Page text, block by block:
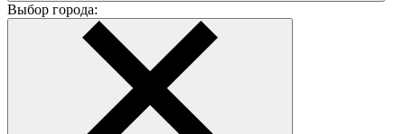
Выбор города: